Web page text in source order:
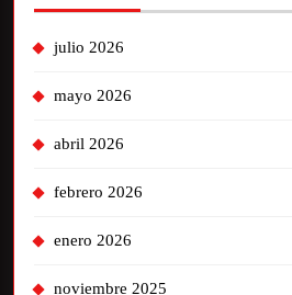
julio 2026
mayo 2026
abril 2026
febrero 2026
enero 2026
noviembre 2025